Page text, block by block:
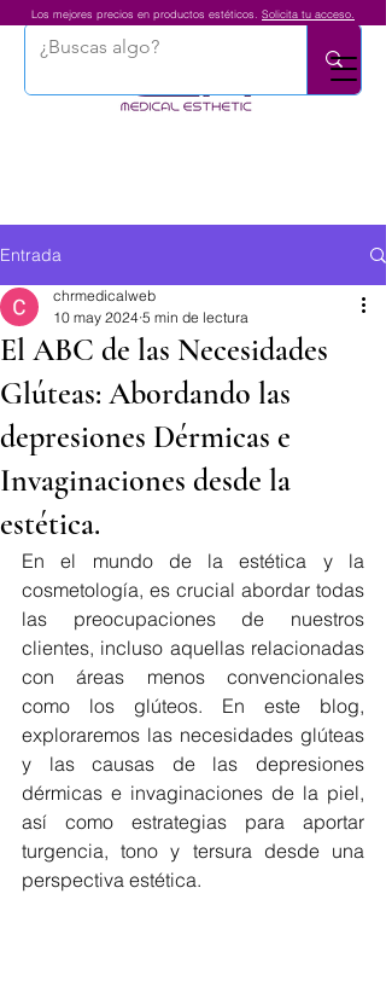
Los mejores precios en productos estéticos. Solicita tu acceso.
Entrada
El ABC de las Necesidades
Glúteas: Abordando las
depresiones Dérmicas e
Invaginaciones desde la
estética.
chrmedicalweb
10 may 2024 5 min de lectura
En el mundo de la estética y la
cosmetología, es crucial abordar todas
las preocupaciones de nuestros
clientes, incluso aquellas relacionadas
con áreas menos convencionales
como los glúteos. En este blog,
exploraremos las necesidades glúteas
y las causas de las depresiones
dérmicas e invaginaciones de la piel,
así como estrategias para aportar
turgencia, tono y tersura desde una
perspectiva estética.